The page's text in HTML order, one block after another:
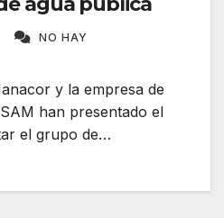
NO HAY
y la empresa de
han presentado el
el grupo de…